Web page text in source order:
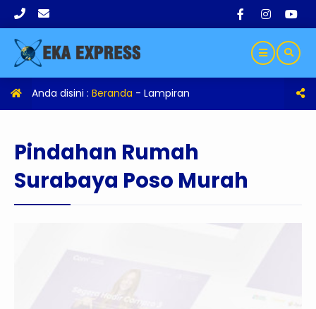
Anda disini : Beranda - Lampiran
Pindahan Rumah
Surabaya Poso Murah